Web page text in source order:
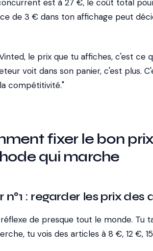
est à 27 €, le coût total
de 3 € dans ton affichage peut
le prix que tu affiches, c'est ce
voit dans son panier, c'est plus.
compétitivité."
fixer le bon
qui marche
n°1 : regarder les prix des
de presque tout le monde. Tu
tu vois des articles à 8 €, 12 €,